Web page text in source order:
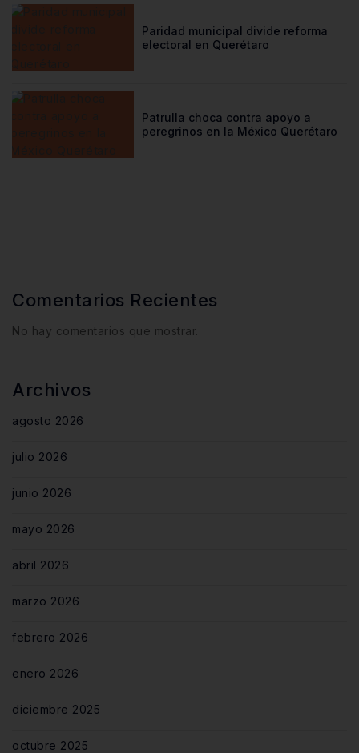
Paridad municipal divide reforma
electoral en Querétaro
Patrulla choca contra apoyo a
peregrinos en la México Querétaro
Comentarios Recientes
No hay comentarios que mostrar.
Archivos
agosto 2026
julio 2026
junio 2026
mayo 2026
abril 2026
marzo 2026
febrero 2026
enero 2026
diciembre 2025
octubre 2025